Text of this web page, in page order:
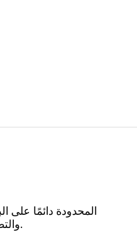
والتطوير والإنتاج والمبيعات للمواد المعدنية.